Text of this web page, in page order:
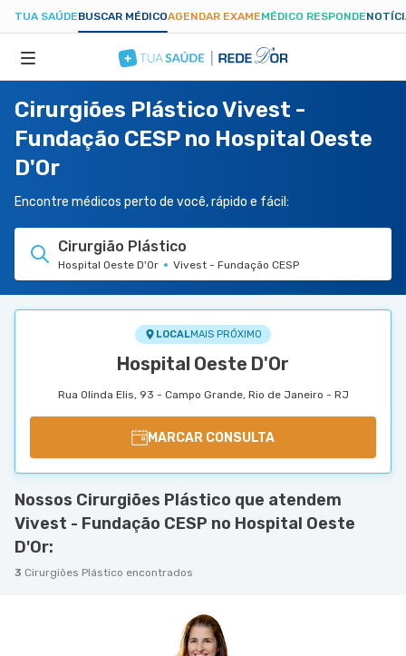
TUA SAÚDEBUSCAR MÉDICOAGENDAR EXAMEMÉDICO RESPONDE
ESPECIALIDADES
HOSPITAIS
TUASAUDE.COM
Cirurgiões Plástico Vivest -
Fundação CESP no Hospital Oeste
D'Or
Encontre médicos perto de você, rápido e fácil:
Cirurgião Plástico
Hospital Oeste D'Or Vivest - Fundação CESP
LOCALMAIS PRÓXIMO
Hospital Oeste D'Or
Rua Olinda Elis, 93 - Campo Grande, Rio de Janeiro - RJ
MARCAR CONSULTA
Nossos Cirurgiões Plástico que atendem
Vivest - Fundação CESP no Hospital Oeste
D'Or:
3 Cirurgiões Plástico encontrados